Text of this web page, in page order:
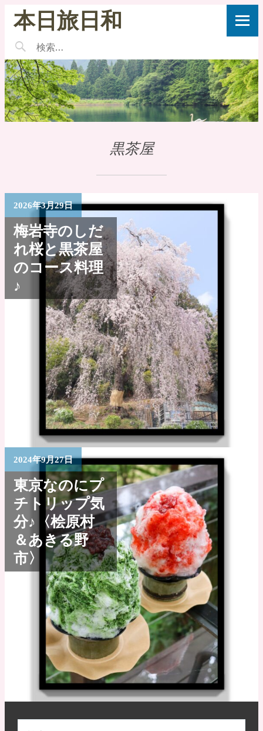
本日旅日和
黒茶屋
2026年3月29日
梅岩寺のしだ
れ桜と黒茶屋
のコース料理
♪
2024年9月27日
東京なのにプ
チトリップ気
分♪〈桧原村
＆あきる野
市〉